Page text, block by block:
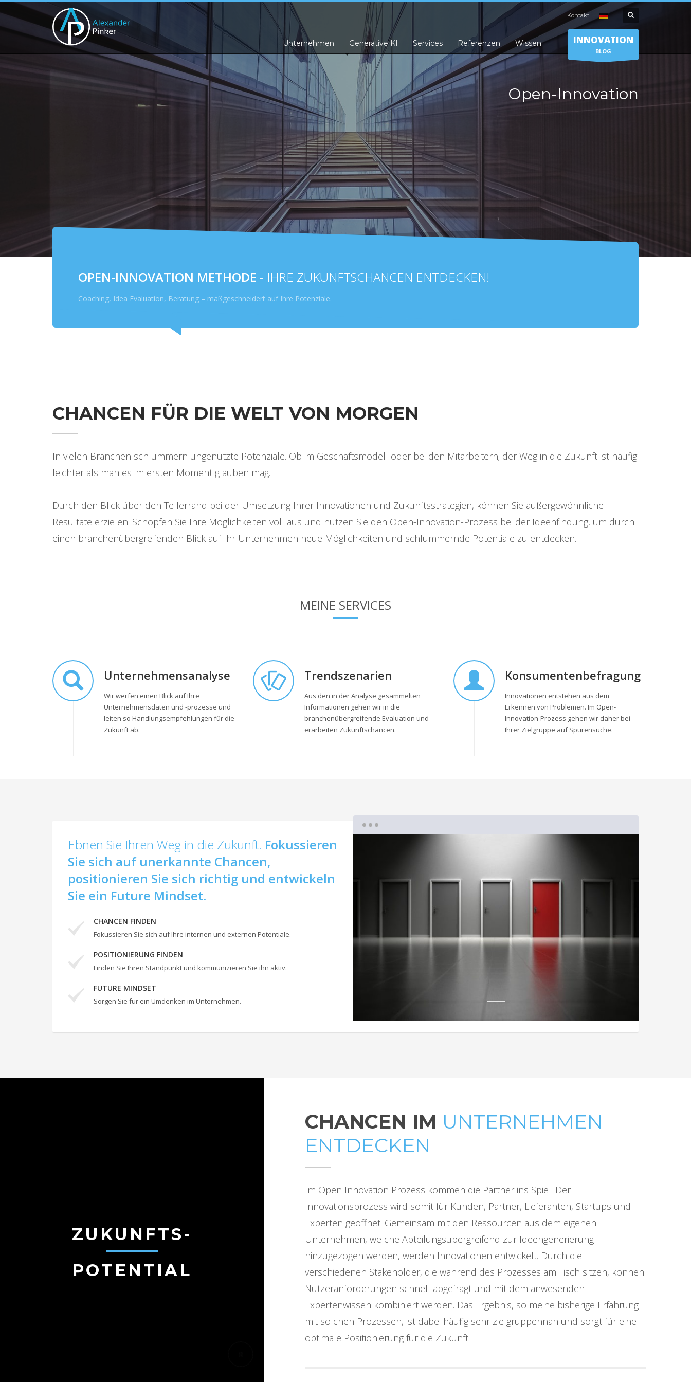
Kontakt
Unternehmen Generative KI Services Referenzen Wissen INNOVATION
BLOG
Open-Innovation
OPEN-INNOVATION METHODE - IHRE ZUKUNFTSCHANCEN ENTDECKEN!
Coaching, Idea Evaluation, Beratung – maßgeschneidert auf Ihre Potenziale.
CHANCEN FÜR DIE WELT VON MORGEN
In vielen Branchen schlummern ungenutzte Potenziale. Ob im Geschäftsmodell oder bei den Mitarbeitern; der Weg in die Zukunft ist häufig
leichter als man es im ersten Moment glauben mag.
Durch den Blick über den Tellerrand bei der Umsetzung Ihrer Innovationen und Zukunftsstrategien, können Sie außergewöhnliche
Resultate erzielen. Schöpfen Sie Ihre Möglichkeiten voll aus und nutzen Sie den Open-Innovation-Prozess bei der Ideenfindung, um durch
einen branchenübergreifenden Blick auf Ihr Unternehmen neue Möglichkeiten und schlummernde Potentiale zu entdecken.
MEINE SERVICES
Unternehmensanalyse
Wir werfen einen Blick auf Ihre
Unternehmensdaten und -prozesse und
leiten so Handlungsempfehlungen für die
Zukunft ab.
Trendszenarien
Aus den in der Analyse gesammelten
Informationen gehen wir in die
branchenübergreifende Evaluation und
erarbeiten Zukunftschancen.
Konsumentenbefragung
Innovationen entstehen aus dem
Erkennen von Problemen. Im Open-
Innovation-Prozess gehen wir daher bei
Ihrer Zielgruppe auf Spurensuche.
Ebnen Sie Ihren Weg in die Zukunft. Fokussieren
Sie sich auf unerkannte Chancen,
positionieren Sie sich richtig und entwickeln
Sie ein Future Mindset.
CHANCEN FINDEN
Fokussieren Sie sich auf Ihre internen und externen Potentiale.
POSITIONIERUNG FINDEN
Finden Sie Ihren Standpunkt und kommunizieren Sie ihn aktiv.
FUTURE MINDSET
Sorgen Sie für ein Umdenken im Unternehmen.
ZUKUNFTS-
POTENTIAL
CHANCEN IM UNTERNEHMEN
ENTDECKEN
Im Open Innovation Prozess kommen die Partner ins Spiel. Der
Innovationsprozess wird somit für Kunden, Partner, Lieferanten, Startups und
Experten geöffnet. Gemeinsam mit den Ressourcen aus dem eigenen
Unternehmen, welche Abteilungsübergreifend zur Ideengenerierung
hinzugezogen werden, werden Innovationen entwickelt. Durch die
verschiedenen Stakeholder, die während des Prozesses am Tisch sitzen, können
Nutzeranforderungen schnell abgefragt und mit dem anwesenden
Expertenwissen kombiniert werden. Das Ergebnis, so meine bisherige Erfahrung
mit solchen Prozessen, ist dabei häufig sehr zielgruppennah und sorgt für eine
optimale Positionierung für die Zukunft.